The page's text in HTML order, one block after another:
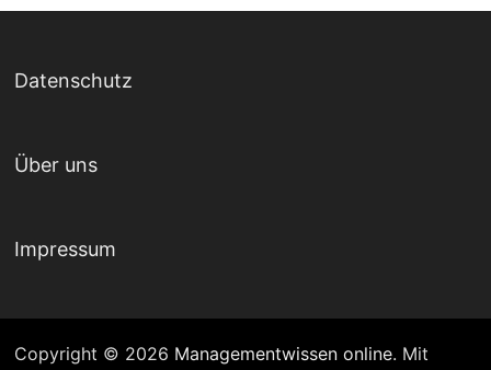
Datenschutz
Über uns
Impressum
Copyright © 2026 Managementwissen online. Mit